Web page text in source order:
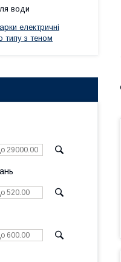
води
електричні
типу з теном